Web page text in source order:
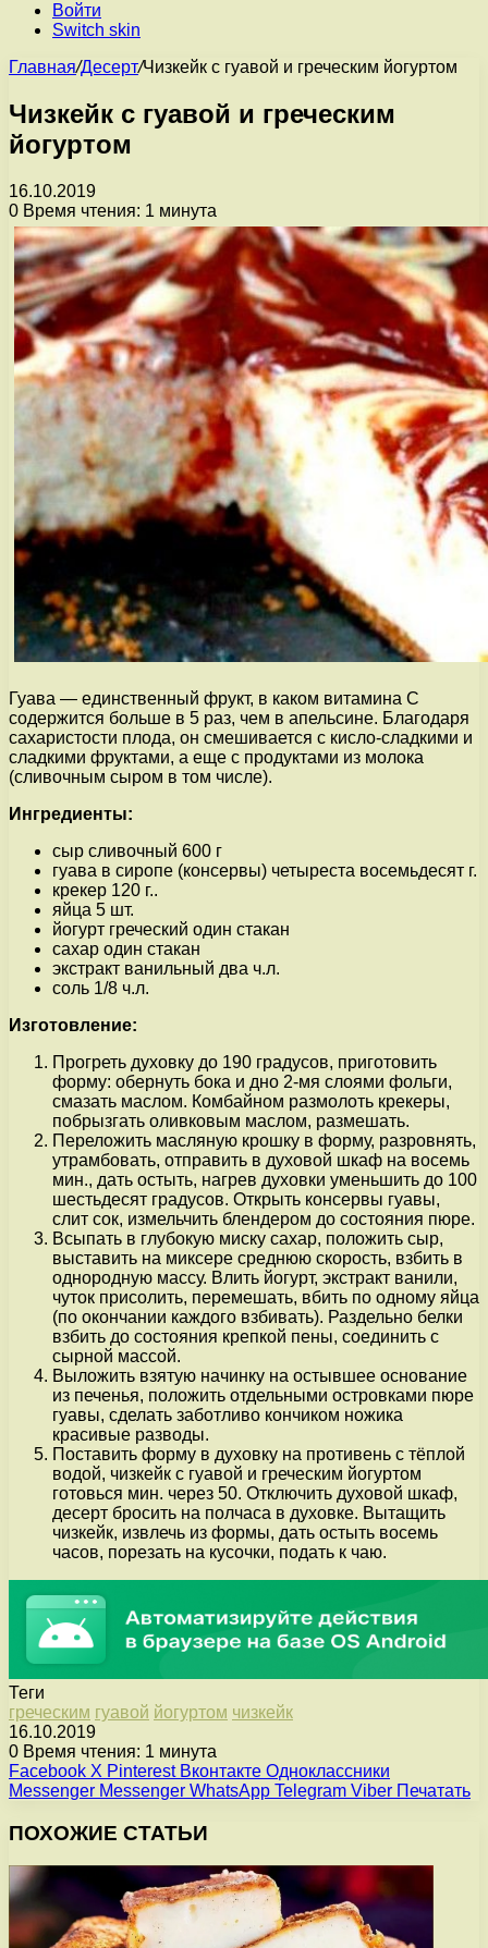
Войти
Switch skin
Главная/Десерт/Чизкейк с гуавой и греческим йогуртом
Чизкейк с гуавой и греческим
йогуртом
16.10.2019
0 Время чтения: 1 минута
Гуава — единственный фрукт, в каком витамина С
содержится больше в 5 раз, чем в апельсине. Благодаря
сахаристости плода, он смешивается с кисло-сладкими и
сладкими фруктами, а еще с продуктами из молока
(сливочным сыром в том числе).
Ингредиенты:
сыр сливочный 600 г
гуава в сиропе (консервы) четыреста восемьдесят г.
крекер 120 г..
яйца 5 шт.
йогурт греческий один стакан
сахар один стакан
экстракт ванильный два ч.л.
соль 1/8 ч.л.
Изготовление:
Прогреть духовку до 190 градусов, приготовить
форму: обернуть бока и дно 2-мя слоями фольги,
смазать маслом. Комбайном размолоть крекеры,
побрызгать оливковым маслом, размешать.
Переложить масляную крошку в форму, разровнять,
утрамбовать, отправить в духовой шкаф на восемь
мин., дать остыть, нагрев духовки уменьшить до 100
шестьдесят градусов. Открыть консервы гуавы,
слит сок, измельчить блендером до состояния пюре.
Всыпать в глубокую миску сахар, положить сыр,
выставить на миксере среднюю скорость, взбить в
однородную массу. Влить йогурт, экстракт ванили,
чуток присолить, перемешать, вбить по одному яйца
(по окончании каждого взбивать). Раздельно белки
взбить до состояния крепкой пены, соединить с
сырной массой.
Выложить взятую начинку на остывшее основание
из печенья, положить отдельными островками пюре
гуавы, сделать заботливо кончиком ножика
красивые разводы.
Поставить форму в духовку на противень с тёплой
водой, чизкейк с гуавой и греческим йогуртом
готовься мин. через 50. Отключить духовой шкаф,
десерт бросить на полчаса в духовке. Вытащить
чизкейк, извлечь из формы, дать остыть восемь
часов, порезать на кусочки, подать к чаю.
Теги
греческим гуавой йогуртом чизкейк
16.10.2019
0 Время чтения: 1 минута
Facebook X Pinterest Вконтакте Одноклассники
Messenger Messenger WhatsApp Telegram Viber Печатать
ПОХОЖИЕ СТАТЬИ